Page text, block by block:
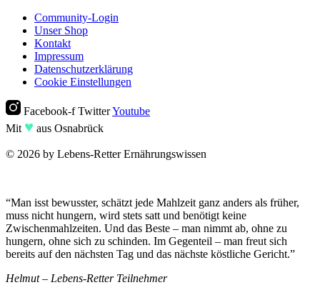
Community-Login
Unser Shop
Kontakt
Impressum
Datenschutzerklärung
Cookie Einstellungen
Facebook-f TwitterYoutube
Mit ♥︎ aus Osnabrück
© 2026 by Lebens-Retter Ernährungswissen
“Man isst bewusster, schätzt jede Mahlzeit ganz anders als früher,
muss nicht hungern, wird stets satt und benötigt keine
Zwischenmahlzeiten. Und das Beste – man nimmt ab, ohne zu
hungern, ohne sich zu schinden. Im Gegenteil – man freut sich
bereits auf den nächsten Tag und das nächste köstliche Gericht.”
Helmut – Lebens-Retter Teilnehmer